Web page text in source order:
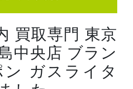
買取専門 東京
中央店 ブラン
ン ガスライタ